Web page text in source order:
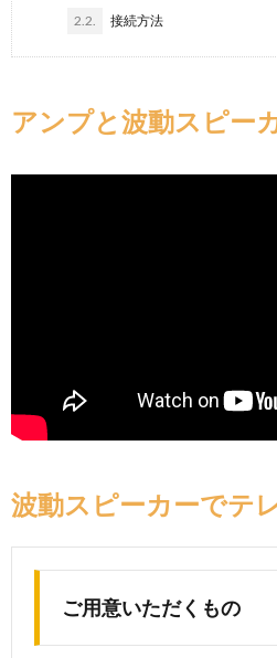
2.2. 接続方法
アンプと波動スピ
波動スピーカーで
ご用意いただくもの